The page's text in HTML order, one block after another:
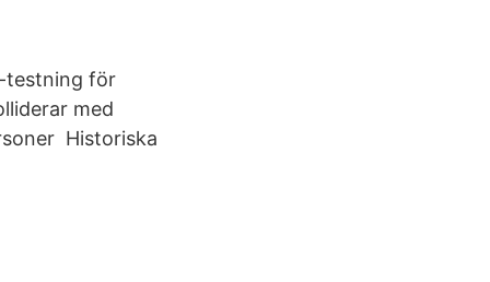
testning för
med
Historiska